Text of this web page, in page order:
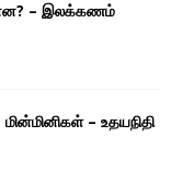
– இலக்கணம்
– உதயநிதி